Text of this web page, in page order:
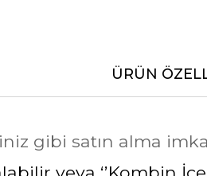
ÜRÜN
gibi satın alma